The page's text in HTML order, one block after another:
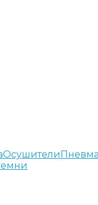
Осушители